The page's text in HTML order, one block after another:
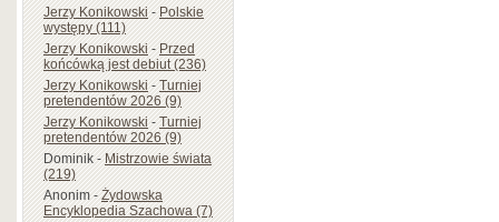
Jerzy Konikowski-Polskie
występy (111)
Jerzy Konikowski-Przed
końcówką jest debiut (236)
Jerzy Konikowski-Turniej
pretendentów 2026 (9)
Jerzy Konikowski-Turniej
pretendentów 2026 (9)
Dominik-Mistrzowie świata
(219)
Anonim-Żydowska
Encyklopedia Szachowa (7)